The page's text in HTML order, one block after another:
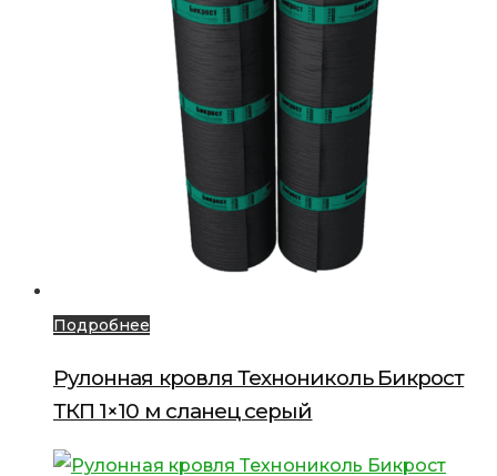
Подробнее
Рулонная кровля Технониколь Бикрост
ТКП 1×10 м сланец серый